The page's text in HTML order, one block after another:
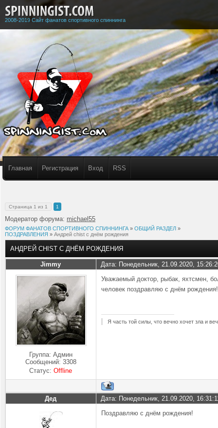
2008-2019 Сайт фанатов спортивного спиннинга
Главная Регистрация Вход RSS
Страница 1 из 1 1
Модератор форума: michael55
ФОРУМ ФАНАТОВ СПОРТИВНОГО СПИННИНГА » ОБЩИЙ РАЗДЕЛ »
ПОЗДРАВЛЕНИЯ » Андрей chist с днём рождения
АНДРЕЙ CHIST С ДНЁМ РОЖДЕНИЯ
Jimmy Дата: Понедельник, 21.09.2020,
Группа: Админ
Сообщений: 3308
Статус:Offline
Уважаемый доктор, рыбак, яхтсмен,
человек поздравляю с днём
Я часть той силы, что вечно хочет зла и
Дед Дата: Понедельник, 21.09.2020,
Поздравляю с днём рождения!